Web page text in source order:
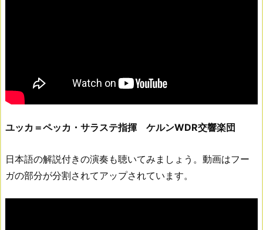
ユッカ＝ペッカ・サラステ指揮 ケルンWDR交響楽団
日本語の解説付きの演奏も聴いてみましょう。動画はフー
ガの部分が分割されてアップされています。